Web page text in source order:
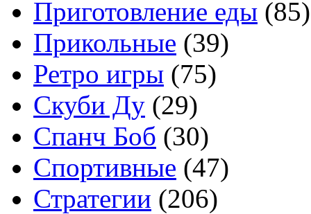
Приготовление еды (85)
Прикольные (39)
Ретро игры (75)
Скуби Ду (29)
Спанч Боб (30)
Спортивные (47)
Стратегии (206)